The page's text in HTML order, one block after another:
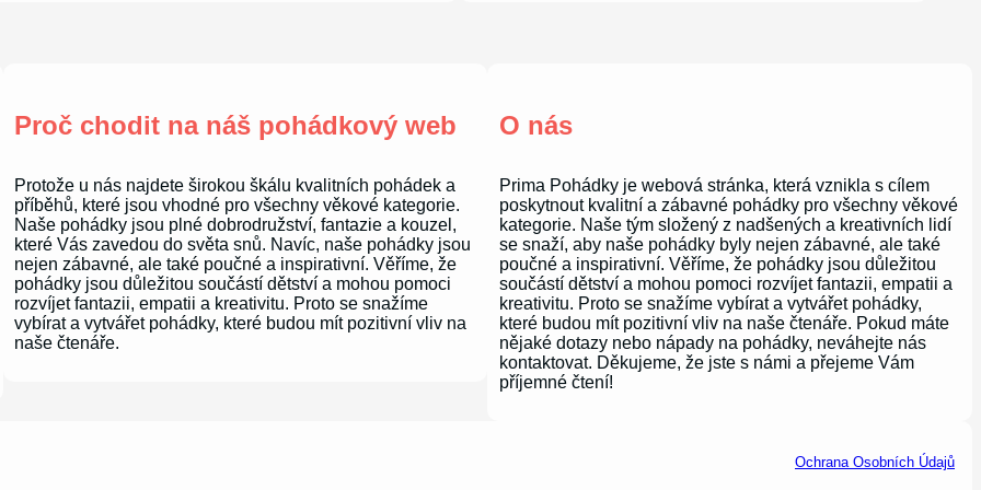
Proč chodit na náš pohádkový web
Protože u nás najdete širokou škálu kvalitních pohádek a
příběhů, které jsou vhodné pro všechny věkové kategorie.
Naše pohádky jsou plné dobrodružství, fantazie a kouzel,
které Vás zavedou do světa snů. Navíc, naše pohádky jsou
nejen zábavné, ale také poučné a inspirativní. Věříme, že
pohádky jsou důležitou součástí dětství a mohou pomoci
rozvíjet fantazii, empatii a kreativitu. Proto se snažíme
vybírat a vytvářet pohádky, které budou mít pozitivní vliv na
naše čtenáře.
O nás
Prima Pohádky je webová stránka, která vznikla s cílem
poskytnout kvalitní a zábavné pohádky pro všechny věkové
kategorie. Naše tým složený z nadšených a kreativních lidí
se snaží, aby naše pohádky byly nejen zábavné, ale také
poučné a inspirativní. Věříme, že pohádky jsou důležitou
součástí dětství a mohou pomoci rozvíjet fantazii, empatii a
kreativitu. Proto se snažíme vybírat a vytvářet pohádky,
které budou mít pozitivní vliv na naše čtenáře. Pokud máte
nějaké dotazy nebo nápady na pohádky, neváhejte nás
kontaktovat. Děkujeme, že jste s námi a přejeme Vám
příjemné čtení!
Ochrana Osobních Údajů